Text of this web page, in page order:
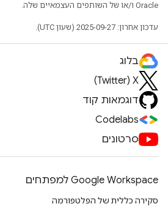
Oracle ו/או של השותפים העצמאיים שלה.
עדכון אחרון: 2025-09-27 (שעון UTC).
בלוג
X‏ (Twitter)
דוגמאות קוד
Codelabs
סרטונים
Google Workspace למפתחים
סקירה כללית של הפלטפורמה